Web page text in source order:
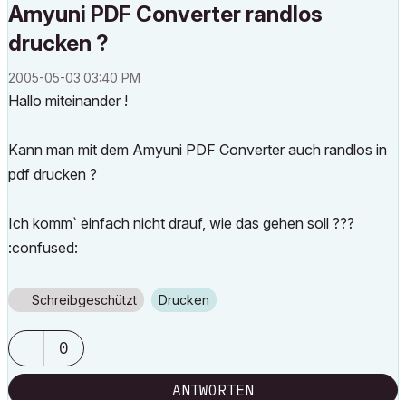
Amyuni PDF Converter randlos
drucken ?
‎2005-05-03 03:40 PM
Hallo miteinander !
Kann man mit dem Amyuni PDF Converter auch randlos in
pdf drucken ?
Ich komm` einfach nicht drauf, wie das gehen soll ???
:confused:
Schreibgeschützt Drucken
0
ANTWORTEN